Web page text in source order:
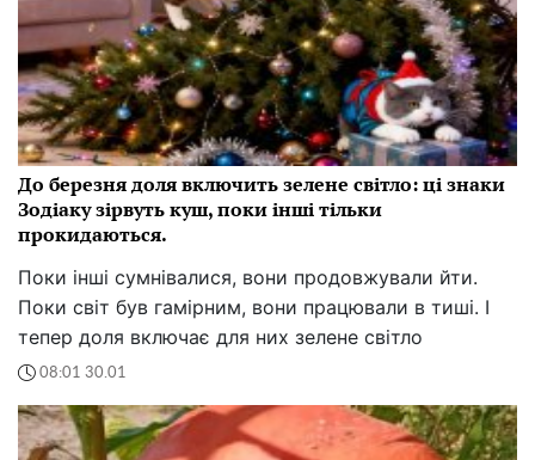
До березня доля включить зелене світло: ці знаки
Зодіаку зірвуть куш, поки інші тільки
прокидаються.
Поки інші сумнівалися, вони продовжували йти.
Поки світ був гамірним, вони працювали в тиші. І
тепер доля включає для них зелене світло
08:01 30.01